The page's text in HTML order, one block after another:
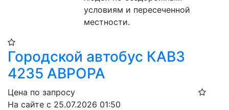
условиям и пересеченной
местности.
Городской автобус КАВЗ
4235 АВРОРА
Цена по запросу
На сайте с 25.07.2026 01:50